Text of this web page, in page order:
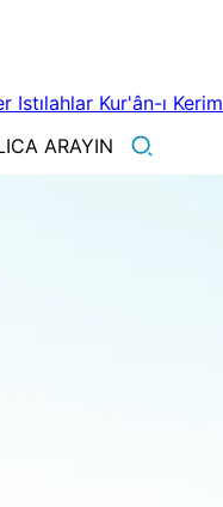
Istılahlar Kur'ân-ı Kerim
ARAYIN